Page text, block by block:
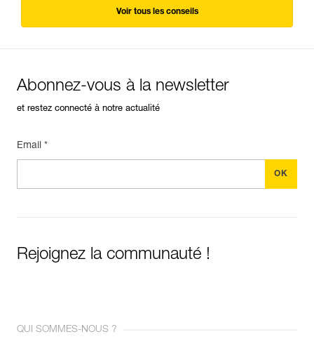
Voir tous les conseils
Abonnez-vous à la newsletter
et restez connecté à notre actualité
Email *
Rejoignez la communauté !
QUI SOMMES-NOUS ?